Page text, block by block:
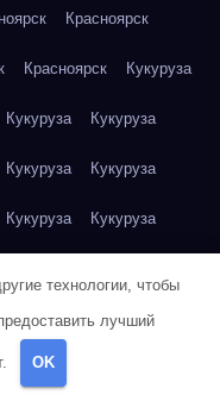
Красноярск
Красноярск Кукуруза
Кукуруза Кукуруза
Кукуруза Кукуруза
Кукуруза Кукуруза
Куриная грудка
Куриная грудка
технологии, чтобы
лучший
OK